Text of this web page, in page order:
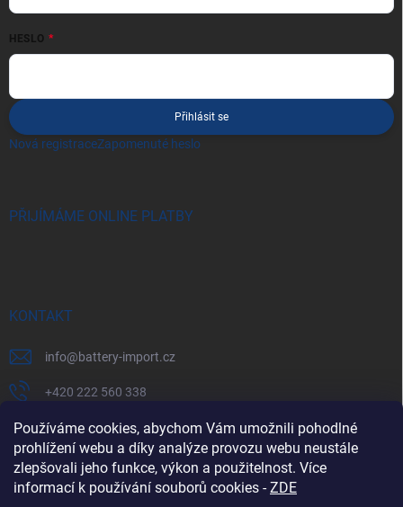
Používáme cookies, abychom Vám umožnili pohodlné
prohlížení webu a díky analýze provozu webu neustále
zlepšovali jeho funkce, výkon a použitelnost. Více
informací k používání souborů cookies -ZDE
HESLO
Přihlásit se
Nová registraceZapomenuté heslo
PŘIJÍMÁME ONLINE PLATBY
KONTAKT
info@battery-import.cz
+420 222 560 338
+420 774 969 705